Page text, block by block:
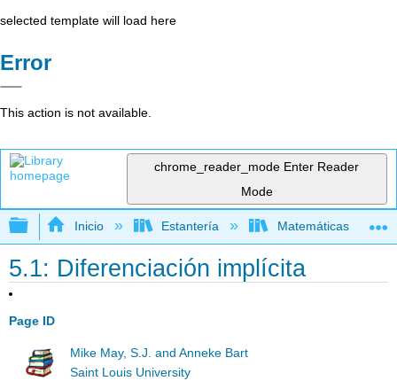
selected template will load here
Error
This action is not available.
chrome_reader_mode Enter Reader
Mode
Expandir/contraer jerarquía global
Inicio Estantería Matemáticas
5.1: Diferenciación implícita
Page ID
Mike May, S.J. and Anneke Bart
Saint Louis University